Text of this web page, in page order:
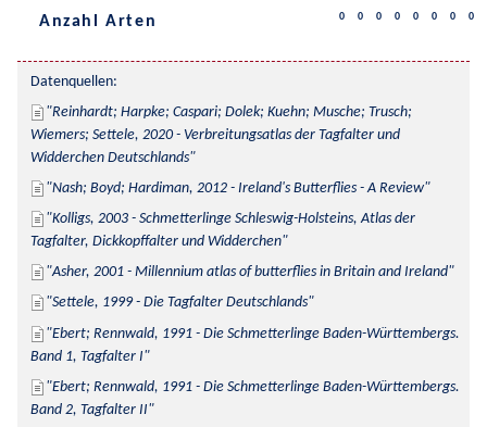
Anzahl Arten 0 0 0 0 0 0 0 0
Datenquellen:
Reinhardt; Harpke; Caspari; Dolek; Kuehn; Musche; Trusch;
Wiemers; Settele, 2020 - Verbreitungsatlas der Tagfalter und
Widderchen Deutschlands
Nash; Boyd; Hardiman, 2012 - Ireland's Butterflies - A Review
Kolligs, 2003 - Schmetterlinge Schleswig-Holsteins, Atlas der
Tagfalter, Dickkopffalter und Widderchen
Asher, 2001 - Millennium atlas of butterflies in Britain and Ireland
Settele, 1999 - Die Tagfalter Deutschlands
Ebert; Rennwald, 1991 - Die Schmetterlinge Baden-Württembergs.
Band 1, Tagfalter I
Ebert; Rennwald, 1991 - Die Schmetterlinge Baden-Württembergs.
Band 2, Tagfalter II